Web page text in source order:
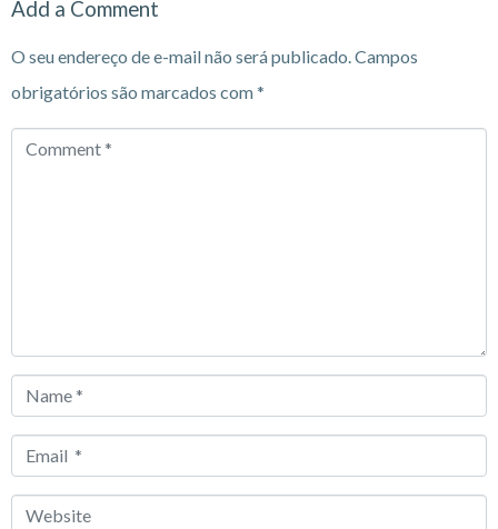
Add a Comment
O seu endereço de e-mail não será publicado.Campos
obrigatórios são marcados com*
Comment
Name
Email
Website